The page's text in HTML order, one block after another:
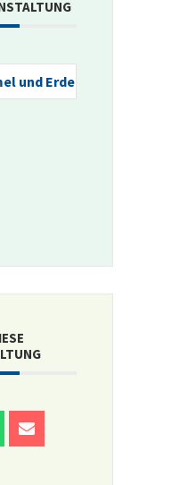
und Erde